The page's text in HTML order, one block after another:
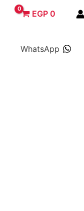
0
EGP
WhatsApp